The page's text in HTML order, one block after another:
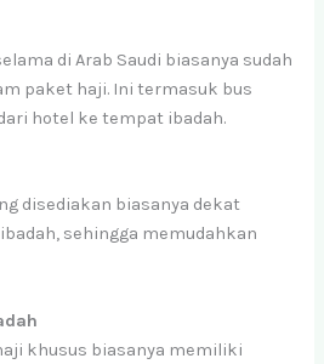
di Arab Saudi biasanya sudah
paket haji. Ini termasuk bus
hotel ke tempat ibadah.
disediakan biasanya dekat
sehingga memudahkan
khusus biasanya memiliki